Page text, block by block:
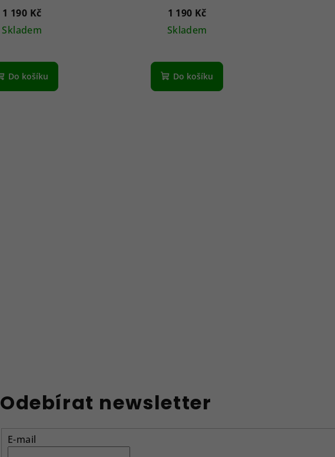
1 190 Kč
Skladem
Do košíku
1 190 Kč
Skladem
Do košíku
Odebírat newsletter
E-mail